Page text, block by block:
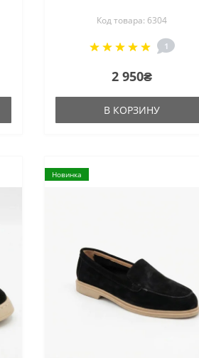
бежевой подошве
комфортны из
натуральной замши.
Код товара: 6304
1
2 950₴
В КОРЗИНУ
Новинка